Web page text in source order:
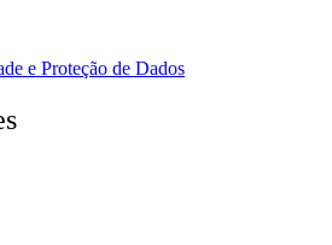
e Proteção de Dados